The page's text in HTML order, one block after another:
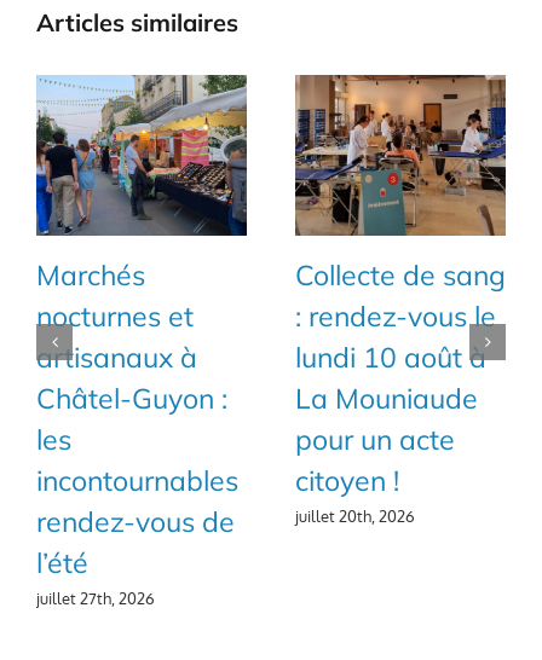
Articles similaires
Marchés
nocturnes et
artisanaux à
Châtel-Guyon :
les
incontournables
rendez-vous de
l’été
juillet 27th, 2026
Collecte de sang
: rendez-vous le
lundi 10 août à
La Mouniaude
pour un acte
citoyen !
juillet 20th, 2026